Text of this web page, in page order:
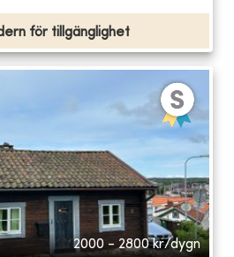
för tillgänglighet
2000 - 2800 kr/dygn